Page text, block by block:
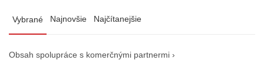
Vybrané Najnovšie Najčítanejšie
Obsah spolupráce s komerčnými partnermi ›